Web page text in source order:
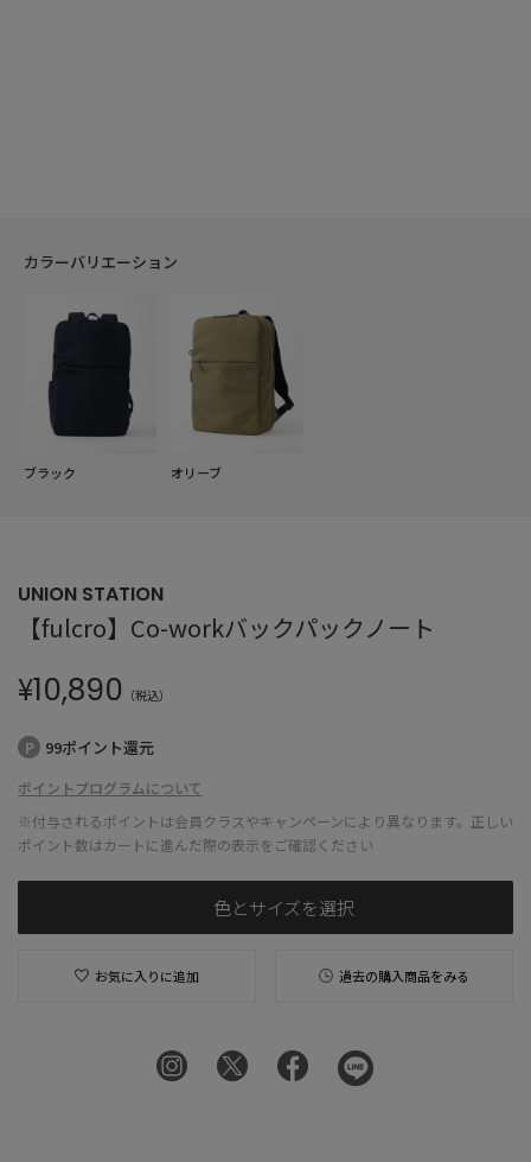
カラーバリエーション
ブラック オリーブ
UNION STATION
【fulcro】Co-workバックパックノート
¥10,890 （税込）
99ポイント還元
ポイントプログラムについて
※付与されるポイントは会員クラスやキャンペーンにより異なります。正しい
ポイント数はカートに進んだ際の表示をご確認ください
色とサイズを選択
お気に入りに追加 過去の購入商品をみる